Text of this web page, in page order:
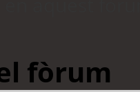
fòrum